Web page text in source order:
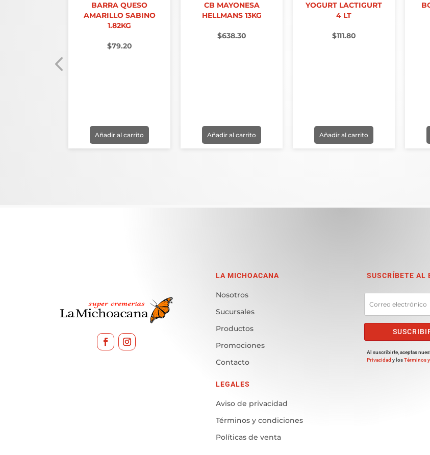
BARRA QUESO
AMARILLO SABINO
1.82KG
$79.20
Añadir al carrito
CB MAYONESA
HELLMANS 13KG
$638.30
Añadir al carrito
YOGURT LACTIGURT
4 LT
$111.80
Añadir al carrito
LA MICHOACANA
Nosotros
Sucursales
Productos
Promociones
Contacto
LEGALES
Aviso de privacidad
Términos y condiciones
Políticas de venta
SUSCRÍBETE AL
Al suscribirte, aceptas
Privacidad y losTérminos